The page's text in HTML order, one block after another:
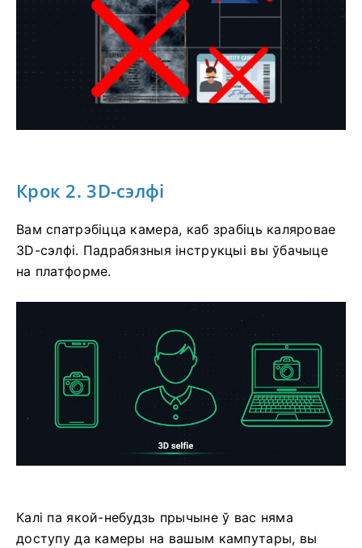
Крок 2. 3D-сэлфі
Вам спатрэбіцца камера, каб зрабіць каляровае
3D-сэлфі. Падрабязныя інструкцыі вы ўбачыце
на платформе.
Калі па якой-небудзь прычыне ў вас няма
доступу да камеры на вашым кампутары, вы